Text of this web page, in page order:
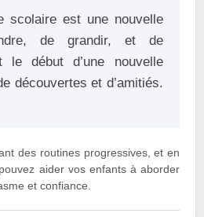
scolaire est une nouvelle
de grandir, et de
le début d’une nouvelle
découvertes et d’amitiés.
des routines progressives, et en
aider vos enfants à aborder
et confiance.